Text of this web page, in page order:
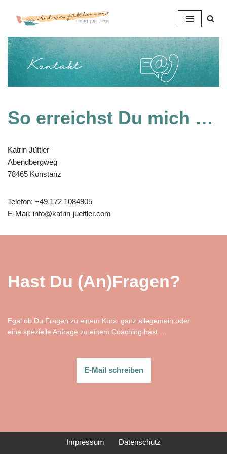
Inhalt
springen
So erreichst Du mich …
Katrin Jüttler
Abendbergweg
78465 Konstanz
Telefon: +49 172 1084905
E-Mail: info@katrin-juettler.com
Hast Du (An)Fragen?
Egal ob Du Fragen zu einem Kurs, ganz allegemein oder
eine spezielle Anfrage zu einem Coaching hast …
E-Mail schreiben
Impressum Datenschutz